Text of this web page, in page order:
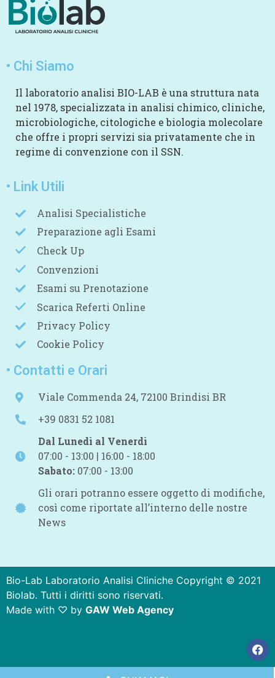
• Chi Siamo
Il laboratorio analisi BIO-LAB è una struttura nata
nel 1978, specializzata in analisi chimico, cliniche,
microbiologiche, citologiche e biologia molecolare
che offre i propri servizi sia privatamente che in
regime di convenzione con il SSN.
• Link Utili
Analisi Specialistiche
Preparazione agli Esami
Check Up
Convenzioni
Esami su Prenotazione
Scarica Referti Online
Privacy Policy
Cookie Policy
• Contatti e Orari
Viale Commenda 24, 72100 Brindisi BR
+39 0831 52 1081
Dal Lunedì al Venerdì
07:00 - 13:00 | 16:00 - 18:00
Sabato: 07:00 - 13:00
Gli orari potranno essere oggetto di modifiche,
così come riportate all’interno delle nostre
News
Bio-Lab Laboratorio Analisi Cliniche Copyright © 2021
Biolab. Tutti i diritti sono riservati.
Made with ♡ by GAW Web Agency